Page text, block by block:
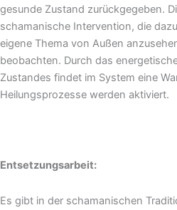
gesunde Zustand zurückgegeben.
schamanische Intervention, die
eigene Thema von Außen
beobachten. Durch das
Zustandes findet im System eine
Heilungsprozesse werden aktiviert.
Entsetzungsarbeit:
Es gibt in der schamanischen